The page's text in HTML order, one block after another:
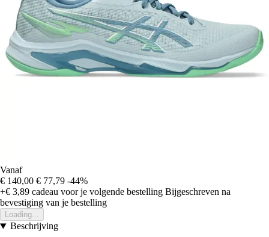
Vanaf
€ 140,00 € 77,79 -44%
+€ 3,89 cadeau voor je volgende bestelling Bijgeschreven na
bevestiging van je bestelling
Loading...
Beschrijving